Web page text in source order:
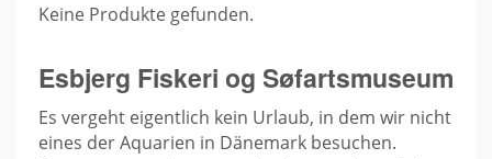
Keine Produkte gefunden.
Esbjerg Fiskeri og Søfartsmuseum
Es vergeht eigentlich kein Urlaub, in dem wir nicht
eines der Aquarien in Dänemark besuchen.